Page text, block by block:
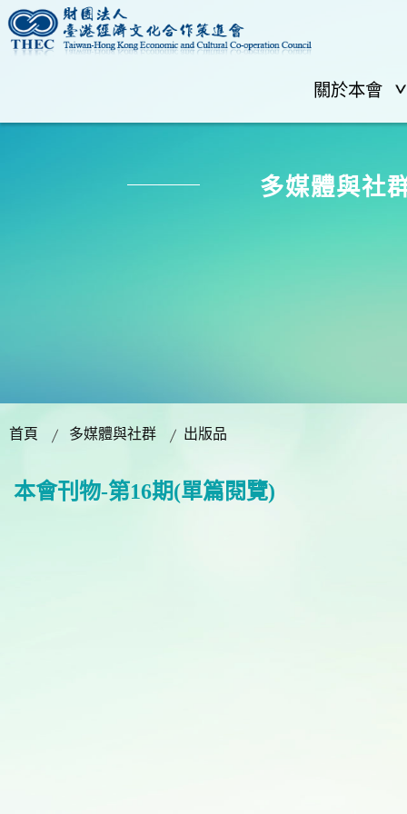
關於本會
多媒體與社
首頁 多媒體與社群 出版品
本會刊物-第16期(單篇閱覽)